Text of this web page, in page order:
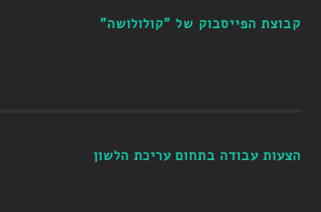
קבוצת הפייסבוק של "קולולושה"
הצעות עבודה בתחום עריכת הלשון